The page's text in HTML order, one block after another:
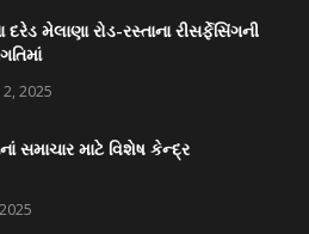
મેલાણા રોડ-રસ્તાના રીસર્ફેસિંગની
2025
સમાચાર માટે વિશેષ કેન્દ્ર